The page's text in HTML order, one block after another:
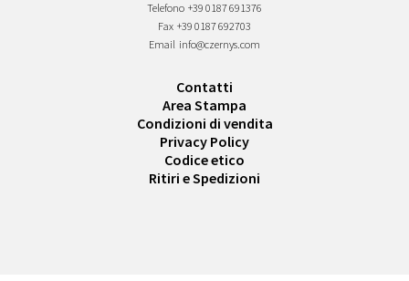
Telefono +39 0187 691376
Fax +39 0187 692703
Email info@czernys.com
Contatti
Area Stampa
Condizioni di vendita
Privacy Policy
Codice etico
Ritiri e Spedizioni